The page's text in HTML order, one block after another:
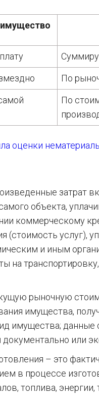
По
По
оценки
затрат
объекта,
коммерческому
(стоимость услуг),
и иным
на
рыночную
имущества,
имущества;
или
– это
в процессе
топлива,